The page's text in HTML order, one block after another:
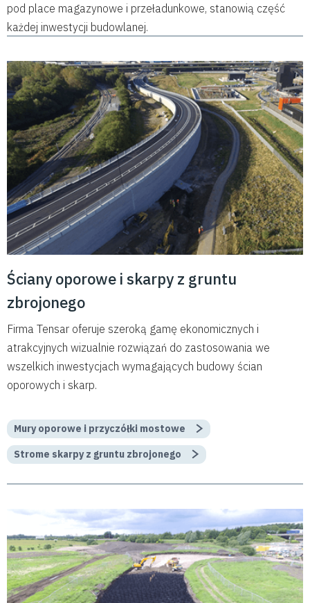
pod place magazynowe i przeładunkowe, stanowią część
każdej inwestycji budowlanej.
Ściany oporowe i skarpy z gruntu
zbrojonego
Firma Tensar oferuje szeroką gamę ekonomicznych i
atrakcyjnych wizualnie rozwiązań do zastosowania we
wszelkich inwestycjach wymagających budowy ścian
oporowych i skarp.
Mury oporowe i przyczółki mostowe
Strome skarpy z gruntu zbrojonego